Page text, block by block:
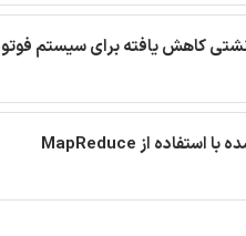
نشتی کاهش یافته برای سیستم